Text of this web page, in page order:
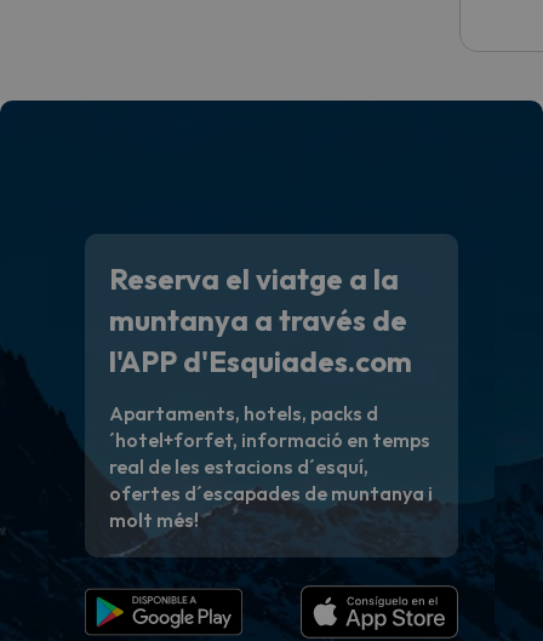
Reserva el viatge a la
muntanya a través de
l'APP d'Esquiades.com
Apartaments, hotels, packs d
´hotel+forfet, informació en temps
real de les estacions d´esquí,
ofertes d´escapades de muntanya i
molt més!